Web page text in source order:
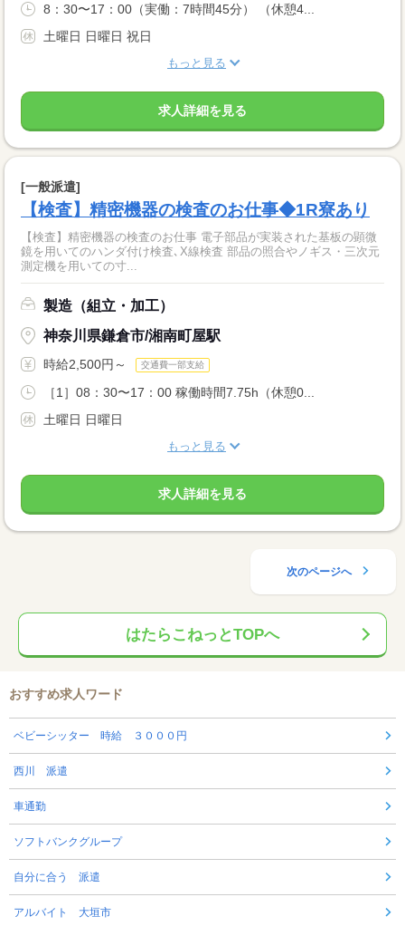
8：30〜17：00（実働：7時間45分） （休憩4...
土曜日 日曜日 祝日
もっと見る
求人詳細を見る
[一般派遣]
【検査】精密機器の検査のお仕事◆1R寮あり
【検査】精密機器の検査のお仕事 電子部品が実装された基板の顕微
鏡を用いてのハンダ付け検査､X線検査 部品の照合やノギス・三次元
測定機を用いての寸...
製造（組立・加工）
神奈川県鎌倉市/湘南町屋駅
時給2,500円～ 交通費一部支給
［1］08：30〜17：00 稼働時間7.75h（休憩0...
土曜日 日曜日
もっと見る
求人詳細を見る
次のページへ
はたらこねっとTOPへ
おすすめ求人ワード
ベビーシッター 時給 ３０００円
西川 派遣
車通勤
ソフトバンクグループ
自分に合う 派遣
アルバイト 大垣市